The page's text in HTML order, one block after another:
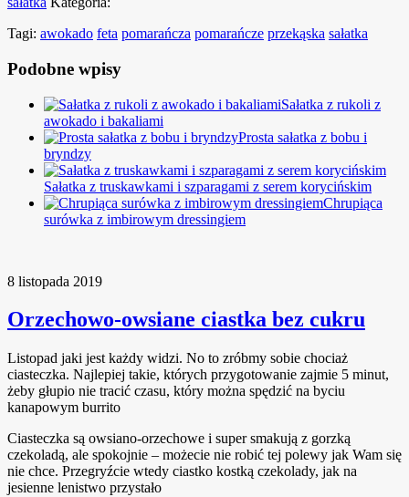
Tagi: awokado feta pomarańcza pomarańcze przekąska sałatka
Podobne wpisy
Sałatka z rukoli z
awokado i bakaliami
Prosta sałatka z bobu i
bryndzy
Sałatka z truskawkami i szparagami z serem korycińskim
Chrupiąca
surówka z imbirowym dressingiem
8 listopada 2019
Orzechowo-owsiane ciastka bez cukru
Listopad jaki jest każdy widzi. No to zróbmy sobie chociaż
ciasteczka. Najlepiej takie, których przygotowanie zajmie 5 minut,
żeby głupio nie tracić czasu, który można spędzić na byciu
kanapowym burrito
Ciasteczka są owsiano-orzechowe i super smakują z gorzką
czekoladą, ale spokojnie – możecie nie robić tej polewy jak Wam się
nie chce. Przegryźcie wtedy ciastko kostką czekolady, jak na
jesienne lenistwo przystało